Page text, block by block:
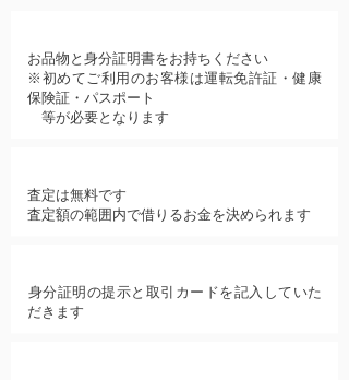
お品物と身分証明書をお持ちください
※初めてご利用のお客様は運転免許証・健康
保険証・パスポート
等が必要となります
査定は無料です
査定額の範囲内で借りるお金を決められます
身分証明の提示と取引カードを記入していた
だきます